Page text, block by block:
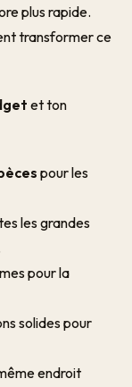
plus rapide.
transformer ce
et ton
pour les
les grandes
pour la
solides pour
endroit